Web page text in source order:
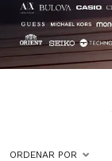
ORDENAR POR